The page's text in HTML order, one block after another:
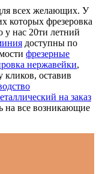
всех желающих. У
которых фрезеровка
у нас 20ти летний
доступны по
фрезерные
нержавейки,
кликов, оставив
на заказ
на все возникающие